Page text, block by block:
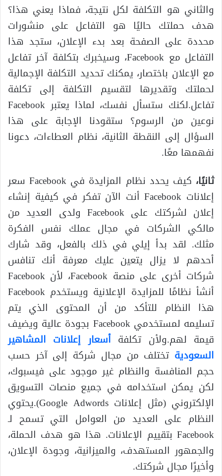
والثاني هو التكلفة لكل نتيجة، فماذا يعني هذا؟
هدف حملتك حاليًا هو التفاعل على منشورات
محددة على الصفحة بعد بدء الإعلان، ستجد هذا
التفاعل مع Facebook، وسيخبرك بتكلفة آخر تفاعل
مع الإعلان باختصار، يمكنك تحديد التكلفة الإجمالية
لحملتك وتقديرها لتقسيم التكلفة إلى تكلفة
تفاعل.لكنك ستسأل نفسك، لماذا يعتبر Facebook
نوعين من الرسوم؟ ستقودنا الإجابة على هذا
السؤال إلى النقطة الثانية، نظام العطاءات، دعونا
نفهمها معًا.
ثانيًا،
كيف يحدد نظام المزايدة في Facebook سعر
إعلانات Facebook أنت الآن تفكر في كيفية إنشاء
إعلان لشركتك على Facebook ولدى العديد من
مالكي الشركات في مجال عملك نفس الفكرة
مثلك. لقد بدأ إيلي في ذلك بالفعل، وقد شارك
أحدهم لا يزال يتعين عليك معرفة أنك تنافس
شركات أخرى على منصة Facebook، لأن Facebook
أنشأ نظامًا للمزايدة الإعلانية ويستخدم Facebook
هذا النظام للتأكد من أن المحتوى الذي يتم
تسليمه لمستخدمي Facebook بجودة عالية ويضيف
قيمة لهم.ولأن تكلفة أسعار إعلانات المشاهير
السعودية تختلف من مجال شركة إلى آخر حسب
حجم المنافسة والنظام غير موجود على فيسبوك،
لكن يمكن استخدامه في جميع منصات التسويق
الإلكتروني (مثل إعلانات Google Adwords).يحتوي
النظام على العديد من العوامل التي تسمح لـ
Facebook بتقييم الإعلانات. هذا هو هدف الحملة،
والجمهور المستهدف، والميزانية، وجودة الإعلان،
وأخيرًا مجال شركتك.